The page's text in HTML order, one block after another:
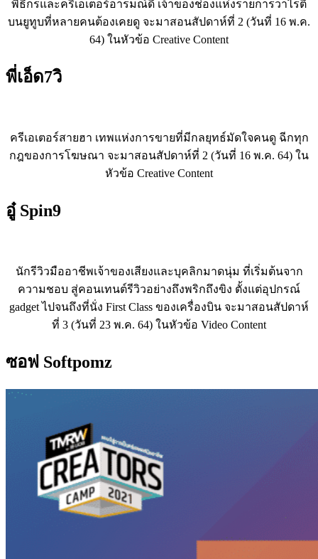
พิธีกรและครีเอเตอร์อารมณ์ดี เจ้าของช่องแห่งรายการวาไรตี้
บนยูทูบที่หลายคนต้องเคยดู จะมาสอนสัปดาห์ที่ 2 (วันที่ 16 พ.ค.
64) ในหัวข้อ Creative Content
พี่เอ็ด7วิ
ครีเอเตอร์สายฮา เทพแห่งการขายที่มีกลยุทธ์มัดใจคนดู ฉีกทุก
กฎของการโฆษณา จะมาสอนสัปดาห์ที่ 2 (วันที่ 16 พ.ค. 64) ใน
หัวข้อ Creative Content
อู๋Spin9
นักรีวิวมืออาชีพเจ้าของเสียงและบุคลิกมาดนุ่ม ที่เริ่มต้นจาก
ความชอบ สู่คอนเทนต์รีวิวอย่างถึงพริกถึงขิง ตั้งแต่อุปกรณ์
gadget ไปจนถึงที่นั่ง First Class ของเครื่องบิน จะมาสอนสัปดาห์
ที่ 3 (วันที่ 23 พ.ค. 64) ในหัวข้อ Video Content
ซอฟ Softpomz